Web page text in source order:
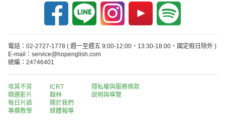
電話：02-2727-1778 ( 週一至週五 9:00-12:00、13:30-18:00，國定假日除外 )
E-mail：service@hopenglish.com
統編：24746401
攻其不背
精選影片
每日片語
專欄教學
ICRT
翰林
關於我們
媒體報導
隱私權與服務條款
說明與導覽